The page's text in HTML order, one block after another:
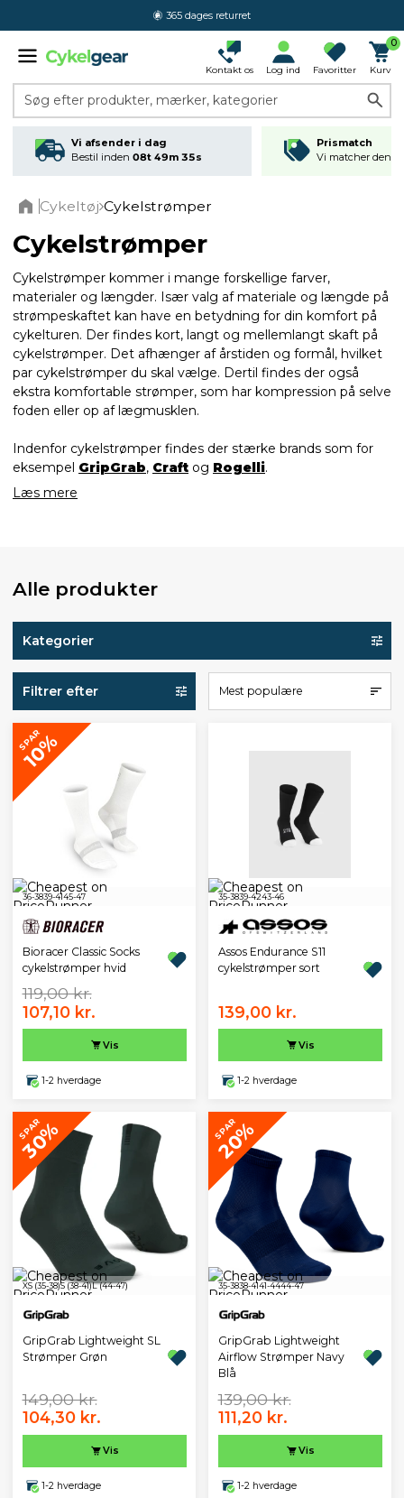
365 dages returret
Kontakt os Log ind Favoritter
0
Kurv
Søg efter produkter, mærker, kategorier
Vi afsender i dag
Bestil inden 08t 49m 34s
Prismatch
Vi matcher den
Cykeltøj Cykelstrømper
Cykelstrømper
Cykelstrømper kommer i mange forskellige farver,
materialer og længder. Især valg af materiale og længde på
strømpeskaftet kan have en betydning for din komfort på
cykelturen. Der findes kort, langt og mellemlangt skaft på
cykelstrømper. Det afhænger af årstiden og formål, hvilket
par cykelstrømper du skal vælge. Dertil findes der også
ekstra komfortable strømper, som har kompression på selve
foden eller op af lægmusklen.
Indenfor cykelstrømper findes der stærke brands som for
eksempel GripGrab, Craft og Rogelli.
Læs mere
Alle produkter
Kategorier
Filtrer efter Mest populære
SPAR
10%
36-3839-4145-47
Bioracer Classic Socks
cykelstrømper hvid
119,00 kr.
107,10 kr.
Vis
1-2 hverdage
35-3839-4243-46
Assos Endurance S11
cykelstrømper sort
139,00 kr.
Vis
1-2 hverdage
SPAR
30%
XS (35-38)S (38-41)L (44-47)
GripGrab Lightweight SL
Strømper Grøn
149,00 kr.
104,30 kr.
Vis
1-2 hverdage
SPAR
20%
35-3838-4141-4444-47
GripGrab Lightweight
Airflow Strømper Navy
Blå
139,00 kr.
111,20 kr.
Vis
1-2 hverdage